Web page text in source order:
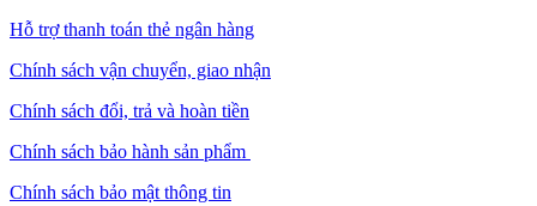
Hỗ trợ thanh toán thẻ ngân hàng
Chính sách vận chuyển, giao nhận
Chính sách đổi, trả và hoàn tiền
Chính sách bảo hành sản phẩm
Chính sách bảo mật thông tin